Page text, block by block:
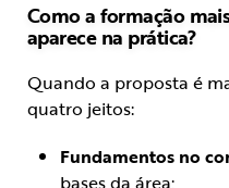
Como a formação
aparece na prática?
Quando a proposta é
quatro jeitos:
Fundamentos no